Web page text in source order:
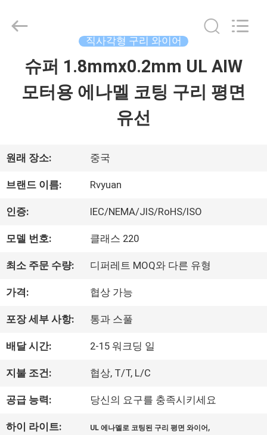
동
영
상
우
리
에
대
하
여
직사각형 구리 와이어
슈퍼 1.8mmx0.2mm UL AIW
모터용 에나멜 코팅 구리 평면
유선
원래 장소: 중국
브랜드 이름: Rvyuan
인증: IEC/NEMA/JIS/RoHS/ISO
모델 번호: 클래스 220
최소 주문 수량: 디퍼레트 MOQ와 다른 유형
가격: 협상 가능
포장 세부 사항: 통과 스풀
배달 시간: 2-15 워크딩 일
지불 조건: 협상, T/T, L/C
공급 능력: 당신의 요구를 충족시키세요
하이 라이트: UL 에나멜로 코팅된 구리 평면 와이어 ,